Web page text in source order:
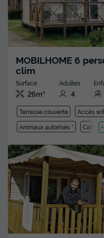
MOBILHOME 6
clim
Surface
26m²
Adultes
4
Terrasse couverte Accès
Animaux autorisés *